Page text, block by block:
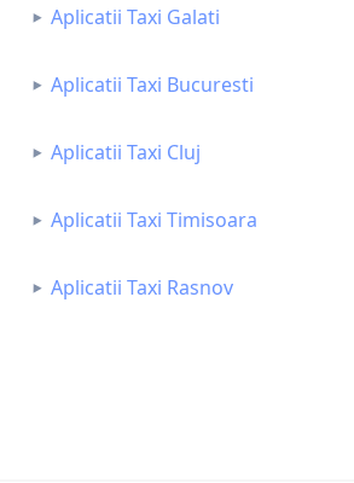
Aplicatii Taxi Galati
Aplicatii Taxi Bucuresti
Aplicatii Taxi Cluj
Aplicatii Taxi Timisoara
Aplicatii Taxi Rasnov